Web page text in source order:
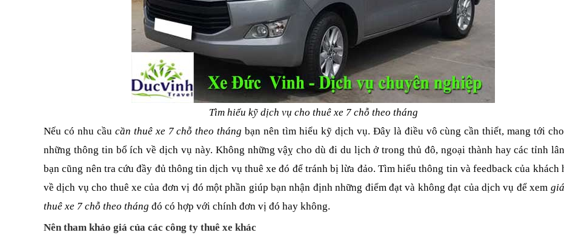
Tìm hiểu kỹ dịch vụ cho thuê xe 7 chỗ theo tháng
Nếu có nhu cầu cần thuê xe 7 chỗ theo tháng bạn nên tìm hiểu kỹ dịch vụ. Đây là điều vô cùng cần thiết, mang tới
những thông tin bổ ích về dịch vụ này. Không những vậỵ cho dù đi du lịch ở trong thủ đô, ngoại thành hay các tỉnh
bạn cũng nên tra cứu đầy đủ thông tin dịch vụ thuê xe đó để tránh bị lừa đảo. Tìm hiểu thông tin và feedback của khách
về dịch vụ cho thuê xe của đơn vị đó một phần giúp bạn nhận định những điểm đạt và không đạt của dịch vụ để xem
thuê xe 7 chỗ theo tháng đó có hợp với chính đơn vị đó hay không.
Nên tham khảo giá của các công ty thuê xe khác